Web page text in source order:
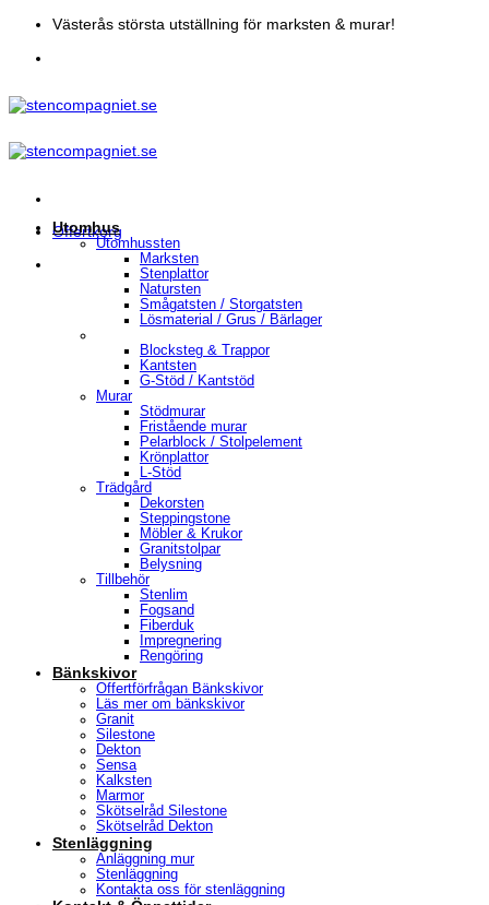
Skip
content
Västerås största utställning för marksten & murar!
Offertkorg
Utomhus
Utomhussten
Marksten
Stenplattor
Natursten
Smågatsten / Storgatsten
Lösmaterial / Grus / Bärlager
Blocksteg & Trappor
Kantsten
G-Stöd / Kantstöd
Murar
Stödmurar
Fristående murar
Pelarblock / Stolpelement
Krönplattor
L-Stöd
Trädgård
Dekorsten
Steppingstone
Möbler & Krukor
Granitstolpar
Belysning
Tillbehör
Stenlim
Fogsand
Fiberduk
Impregnering
Rengöring
Bänkskivor
Offertförfrågan Bänkskivor
Läs mer om bänkskivor
Granit
Silestone
Dekton
Sensa
Kalksten
Marmor
Skötselråd Silestone
Skötselråd Dekton
Stenläggning
Anläggning mur
Stenläggning
Kontakta oss för stenläggning